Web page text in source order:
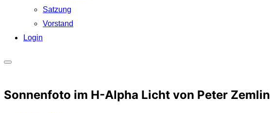
Satzung
Vorstand
Login
Navigation
Sonnenfoto im H-Alpha Licht von Peter Zemlin